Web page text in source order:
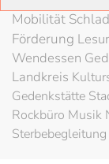
Mobilität
Förderung
Wendessen
Landkreis
Gedenkstätte
Rockbüro Musik
Sterbebegleitung